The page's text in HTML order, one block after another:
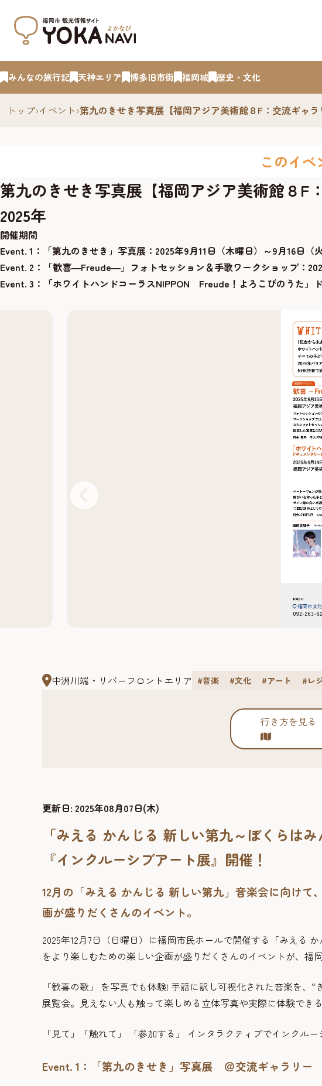
みんなの旅行記 天神エリア 博多旧市街 福岡城 歴史・文化
トップ›イベント›第九のきせき写真展【福岡アジア美術館８F：交流ギャ
このイ
第九のきせき写真展【福岡アジア美術館８F
2025年
開催期間
Event. 1：「第九のきせき」写真展： 2025年9月11日（木曜日）～9月16日
Event. 2：「歓喜―Freude―」フォトセッション＆手歌ワークショップ：
Event. 3：「ホワイトハンドコーラスNIPPON Freude！よろこびのうた」
中洲川端・リバーフロントエリア #音楽 #文化 #アート #レ
行き方を見る
更新日: 2025年08月07日(木)
「みえる かんじる 新しい第九～ぼくらは
『インクルーシブアート展』開催！
12月の「みえる かんじる 新しい第九」音楽会に向け
画が盛りだくさんのイベント。
2025年12月7日（日曜日）に福岡市民ホールで開催する「みえる
をより楽しむための楽しい企画が盛りだくさんのイベントが、福
「歓喜の歌」 を写真でも体験! 手話に訳し可視化された音楽を、
展覧会。見えない人も触って楽しめる立体写真や実際に体験でき
「見て」「触れて」 「参加する」 インタラクティブでインクル
Event. 1：「第九のきせき」写真展 ＠交流ギャラリー